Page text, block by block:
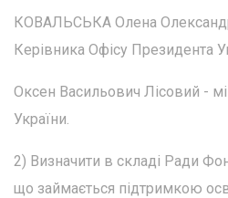
КОВАЛЬСЬКА Олена
Керівника Офісу Президента
Оксен Васильович Лісовий -
України.
2) Визначити в складі Ради
що займається підтримкою